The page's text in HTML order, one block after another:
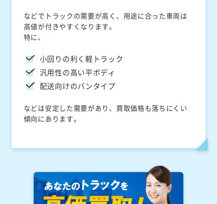
などでトラックの需要が高く、用途に合った車両は
高値が付きやすくなります。
特に、
小回りの利く軽トラック
汎用性の高い平ボディ
配送向けのバンタイプ
などは安定した需要があり、買取価格も落ちにくい
傾向にあります。